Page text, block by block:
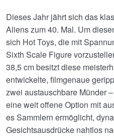
war:
€430.29
ist:
Dieses Jahr jährt sich das
Aliens zum 40. Mal. Um
sich Hot Toys, die mit
Sixth Scale Figure
38,5 cm besitzt diese
entwickelte, filmgenaue
zwei austauschbare Münder
eine weit offene Option mit
es Sammlern ermöglicht,
Gesichtsausdrücke nahtlos